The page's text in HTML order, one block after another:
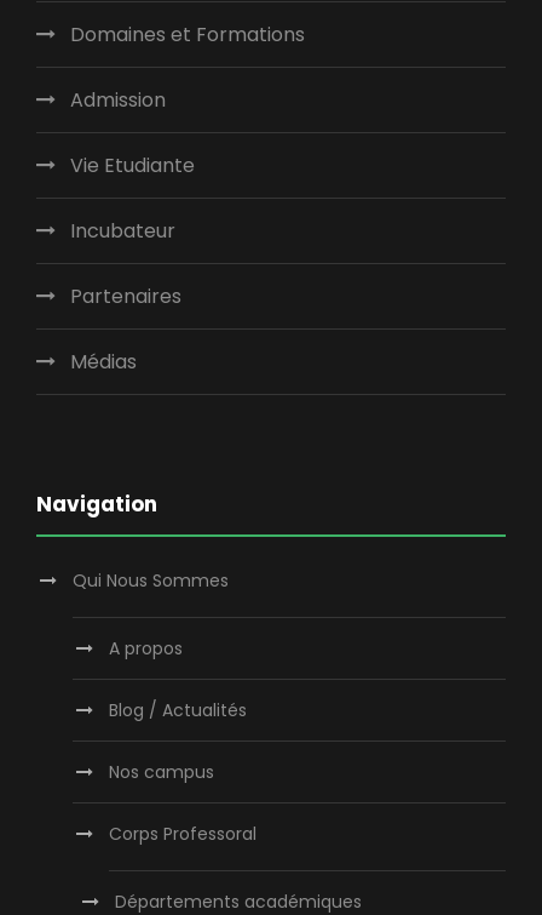
Domaines et Formations
Admission
Vie Etudiante
Incubateur
Partenaires
Médias
Navigation
Qui Nous Sommes
A propos
Blog / Actualités
Nos campus
Corps Professoral
Départements académiques